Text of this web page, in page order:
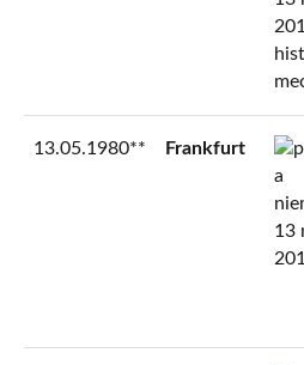
13.05.1980** Frankfurt